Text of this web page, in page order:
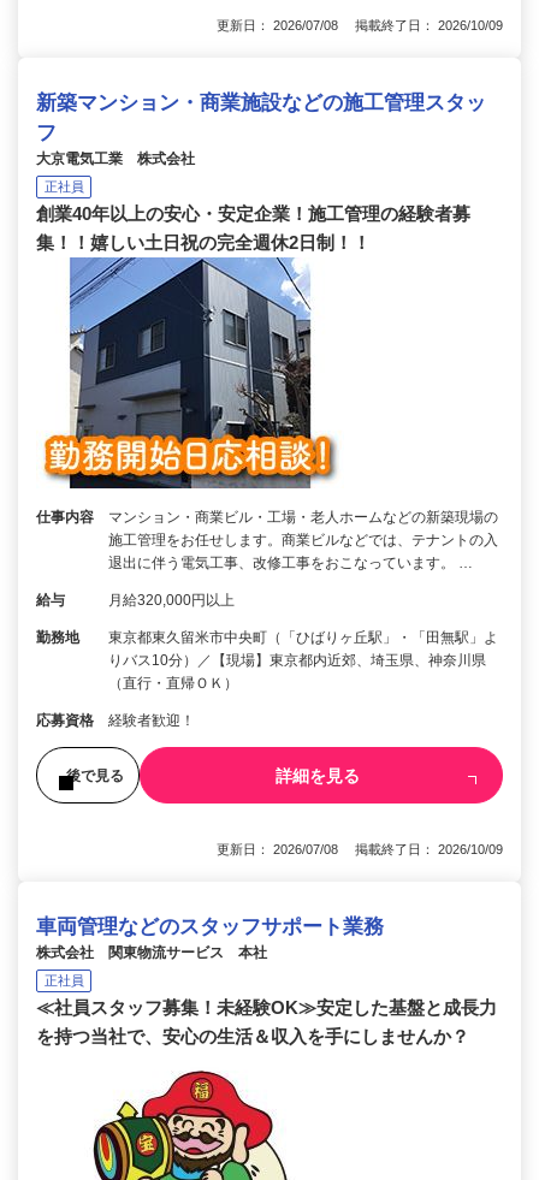
更新日： 2026/07/08 掲載終了日： 2026/10/09
新築マンション・商業施設などの施工管理スタッ
フ
大京電気工業 株式会社
正社員
創業40年以上の安心・安定企業！施工管理の経験者募
集！！嬉しい土日祝の完全週休2日制！！
仕事内容
マンション・商業ビル・工場・老人ホームなどの新築現場の
施工管理をお任せします。商業ビルなどでは、テナントの入
退出に伴う電気工事、改修工事をおこなっています。 …
給与 月給320,000円以上
勤務地
東京都東久留米市中央町（「ひばりヶ丘駅」・「田無駅」よ
りバス10分）／【現場】東京都内近郊、埼玉県、神奈川県
（直行・直帰ＯＫ）
応募資格 経験者歓迎！
後で見る 詳細を見る
更新日： 2026/07/08 掲載終了日： 2026/10/09
車両管理などのスタッフサポート業務
株式会社 関東物流サービス 本社
正社員
≪社員スタッフ募集！未経験OK≫安定した基盤と成長力
を持つ当社で、安心の生活＆収入を手にしませんか？